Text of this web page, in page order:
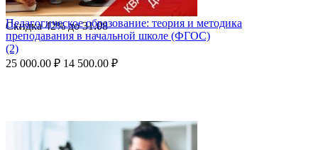
Скидка42%до31.08
Педагогическое образование: теория и методика
преподавания в начальной школе (ФГОС)
(2)
25 000.00 ₽ 14 500.00 ₽